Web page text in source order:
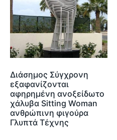
Διάσημος Σύγχρονη
εξαφανίζονται
αφηρημένη ανοξείδωτο
χάλυβα Sitting Woman
ανθρώπινη φιγούρα
Γλυπτά Τέχνης